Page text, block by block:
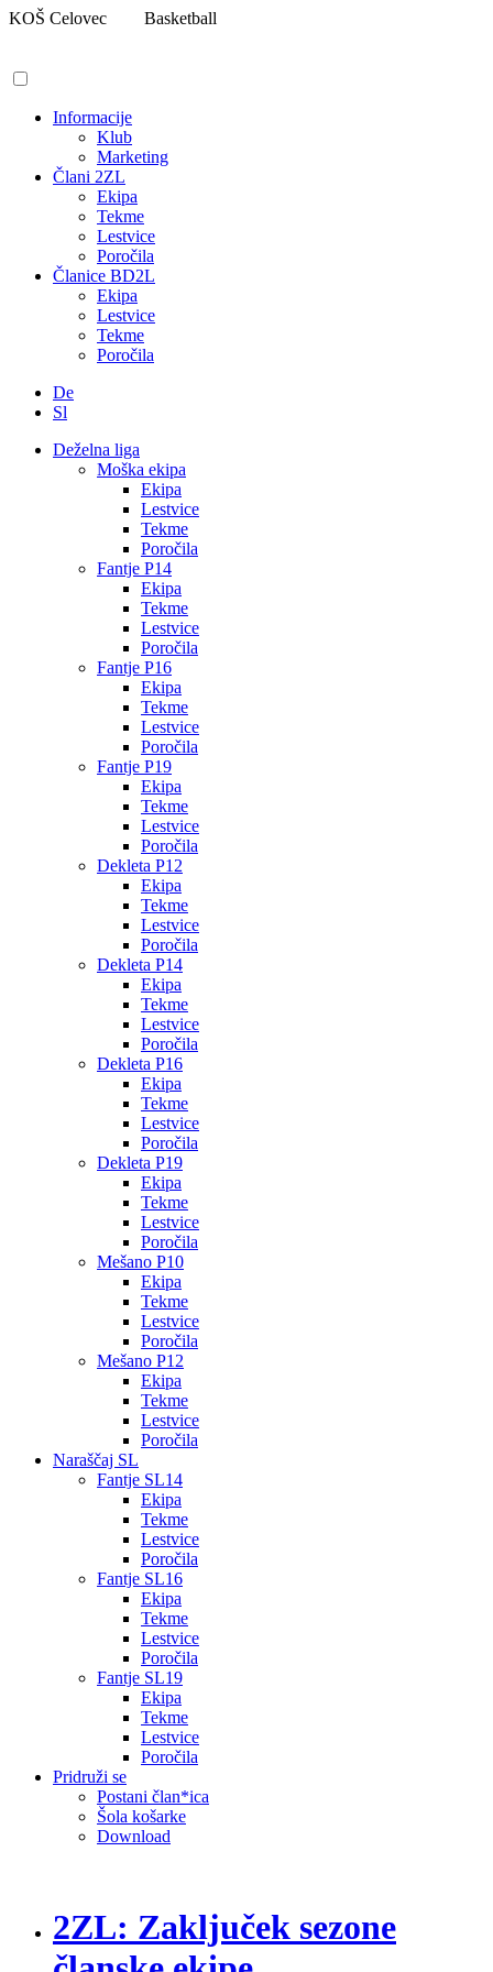
Pojdi
KOŠ Celovec Basketball
Informacije
Klub
Marketing
Člani 2ZL
Ekipa
Tekme
Lestvice
Poročila
Članice BD2L
Ekipa
Lestvice
Tekme
Poročila
De
Sl
Deželna liga
Moška ekipa
Ekipa
Lestvice
Tekme
Poročila
Fantje P14
Ekipa
Tekme
Lestvice
Poročila
Fantje P16
Ekipa
Tekme
Lestvice
Poročila
Fantje P19
Ekipa
Tekme
Lestvice
Poročila
Dekleta P12
Ekipa
Tekme
Lestvice
Poročila
Dekleta P14
Ekipa
Tekme
Lestvice
Poročila
Dekleta P16
Ekipa
Tekme
Lestvice
Poročila
Dekleta P19
Ekipa
Tekme
Lestvice
Poročila
Mešano P10
Ekipa
Tekme
Lestvice
Poročila
Mešano P12
Ekipa
Tekme
Lestvice
Poročila
Naraščaj SL
Fantje SL14
Ekipa
Tekme
Lestvice
Poročila
Fantje SL16
Ekipa
Tekme
Lestvice
Poročila
Fantje SL19
Ekipa
Tekme
Lestvice
Poročila
Pridruži se
Postani član*ica
Šola košarke
Download
2ZL: Zaključek sezone